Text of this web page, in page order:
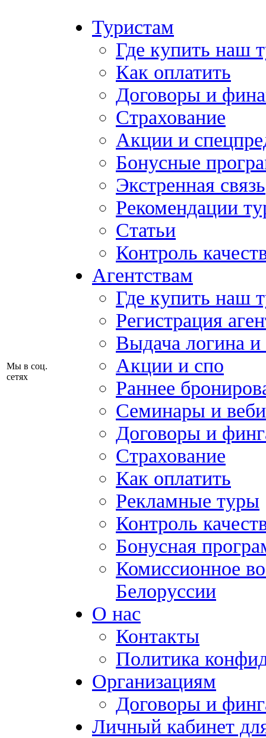
Мы в соц.
сетях
Туристам
Где купить наш
Как оплатить
Договоры и
Страхование
Акции и
Бонусные
Экстренная связь
Рекомендации
Статьи
Контроль
Агентствам
Где купить наш
Регистрация
Выдача логина и
Акции и спо
Раннее
Семинары и
Договоры и
Страхование
Как оплатить
Рекламные туры
Контроль
Бонусная
Комиссионное
Белоруссии
О нас
Контакты
Политика
Организациям
Договоры и
Личный кабинет